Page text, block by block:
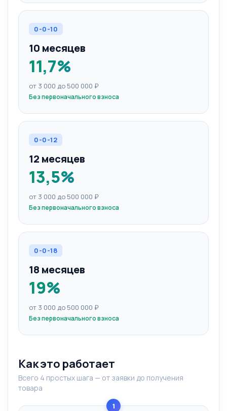
0-0-10
10 месяцев
11,7%
от 3 000 до 500 000 ₽
Без первоначального взноса
0-0-12
12 месяцев
13,5%
от 3 000 до 500 000 ₽
Без первоначального взноса
0-0-18
18 месяцев
19%
от 3 000 до 500 000 ₽
Без первоначального взноса
Как это работает
Всего 4 простых шага — от заявки до получения
товара
1